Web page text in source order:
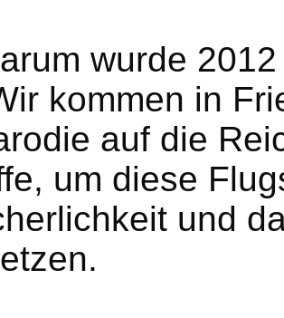
wurde
kommen in
auf die
um diese
und